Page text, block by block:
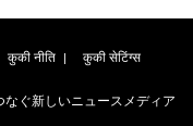
कुकी नीति | कुकी सेटिंग्स
ぐ新しいニュースメディア